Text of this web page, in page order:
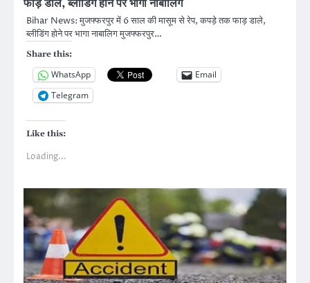
फाड़ डाले, ब्लीडिंग होने पर भागा नाबालिग
Bihar News: मुजफ्फरपुर में 6 साल की मासूम से रेप, कपड़े तक फाड़ डाले,
ब्लीडिंग होने पर भागा नाबालिग मुजफ्फरपुर…
Share this:
WhatsApp
Email
Telegram
Like this:
Loading...